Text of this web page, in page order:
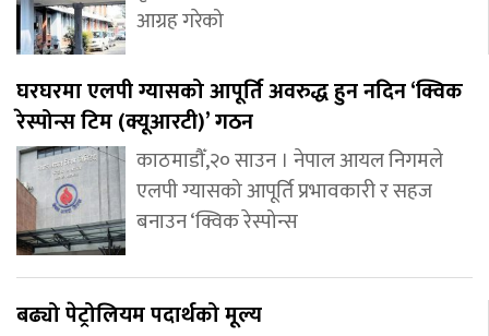
आग्रह गरेको
घरघरमा एलपी ग्यासको आपूर्ति अवरुद्ध हुन नदिन ‘क्विक
रेस्पोन्स टिम (क्यूआरटी)’ गठन
काठमाडौँ,२० साउन । नेपाल आयल निगमले
एलपी ग्यासको आपूर्ति प्रभावकारी र सहज
बनाउन ‘क्विक रेस्पोन्स
बढ्यो पेट्रोलियम पदार्थको मूल्य